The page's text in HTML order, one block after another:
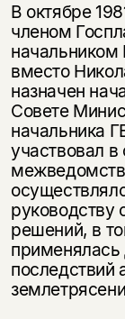
В октябре
членом
начальником
вместо
назначен
Совете
начальника
участвовал в
руководству
решений, в
применялась
последствий